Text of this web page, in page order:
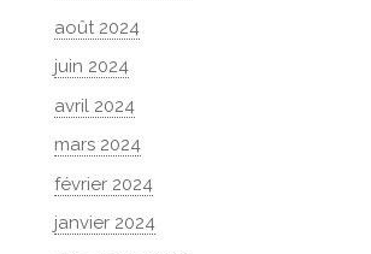
août 2024
juin 2024
avril 2024
mars 2024
février 2024
janvier 2024